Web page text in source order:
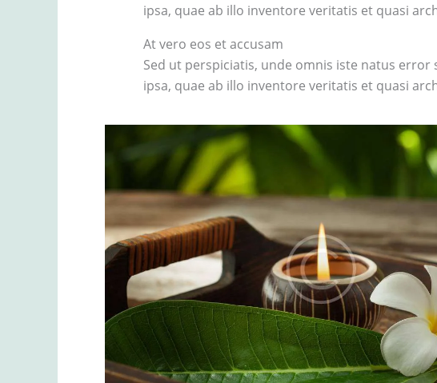
ipsa, quae ab illo inventore veritatis et quasi
At vero eos et accusam
Sed ut perspiciatis, unde omnis iste natus
ipsa, quae ab illo inventore veritatis et quasi